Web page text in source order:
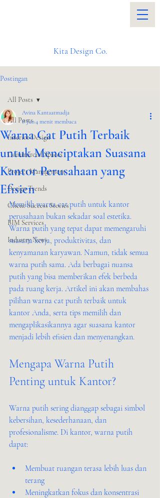
Kita Design Co.
Postingan
All Posts
Interior Design
Commercial Spaces
Project Management
Design Trends
Client Success Stories
BIM Services
Industry News
All Posts
Warna Cat Putih Terbaik
untuk Menciptakan Suasana
Kantor Perusahaan yang
Efisien
Avina Kantaatmadja
8 Jun4 menit membaca
Memilih warna cat putih untuk kantor
perusahaan bukan sekadar soal estetika.
Warna putih yang tepat dapat memengaruhi
suasana kerja, produktivitas, dan
kenyamanan karyawan. Namun, tidak semua
warna putih sama. Ada berbagai nuansa
putih yang bisa memberikan efek berbeda
pada ruang kerja. Artikel ini akan membahas
pilihan warna cat putih terbaik untuk
kantor Anda, serta tips memilih dan
mengaplikasikannya agar suasana kantor
menjadi lebih efisien dan menyenangkan.
Mengapa Warna Putih
Penting untuk Kantor?
Warna putih sering dianggap sebagai simbol
kebersihan, kesederhanaan, dan
profesionalisme. Di kantor, warna putih
dapat:
Membuat ruangan terasa lebih luas dan
terang
Meningkatkan fokus dan konsentrasi